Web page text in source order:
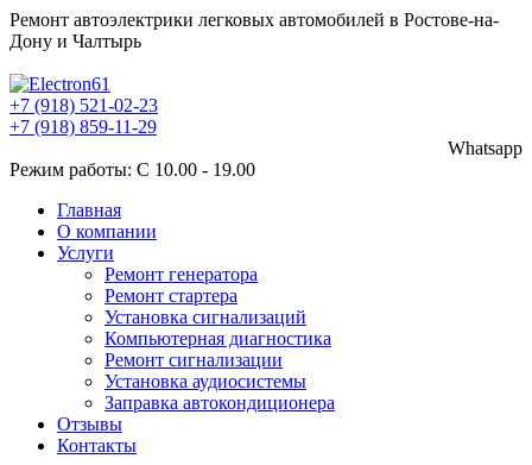
Ремонт автоэлектрики легковых автомобилей в Ростове-на-
Дону и Чалтырь
+7 (918) 521-02-23
+7 (918) 859-11-29
Whatsapp
Режим работы: С 10.00 - 19.00
Главная
О компании
Услуги
Ремонт генератора
Ремонт стартера
Установка сигнализаций
Компьютерная диагностика
Ремонт сигнализации
Установка аудиосистемы
Заправка автокондиционера
Отзывы
Контакты